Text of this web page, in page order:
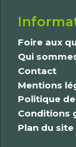
Foire aux
Qui
Contact
Mentions
Politique
Conditions
Plan du site